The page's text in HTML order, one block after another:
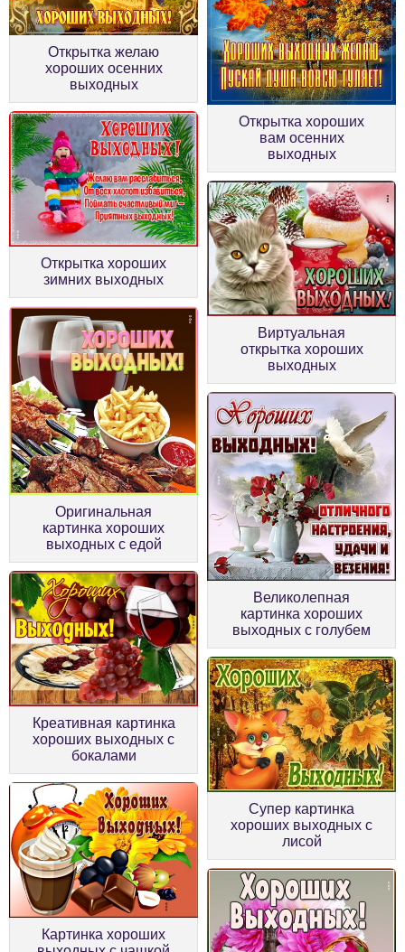
Открытка желаю
хороших осенних
выходных
Открытка хороших
вам осенних
выходных
Открытка хороших
зимних выходных
Виртуальная
открытка хороших
выходных
Оригинальная
картинка хороших
выходных с едой
Великолепная
картинка хороших
выходных с голубем
Креативная картинка
хороших выходных с
бокалами
Супер картинка
хороших выходных с
лисой
Картинка хороших